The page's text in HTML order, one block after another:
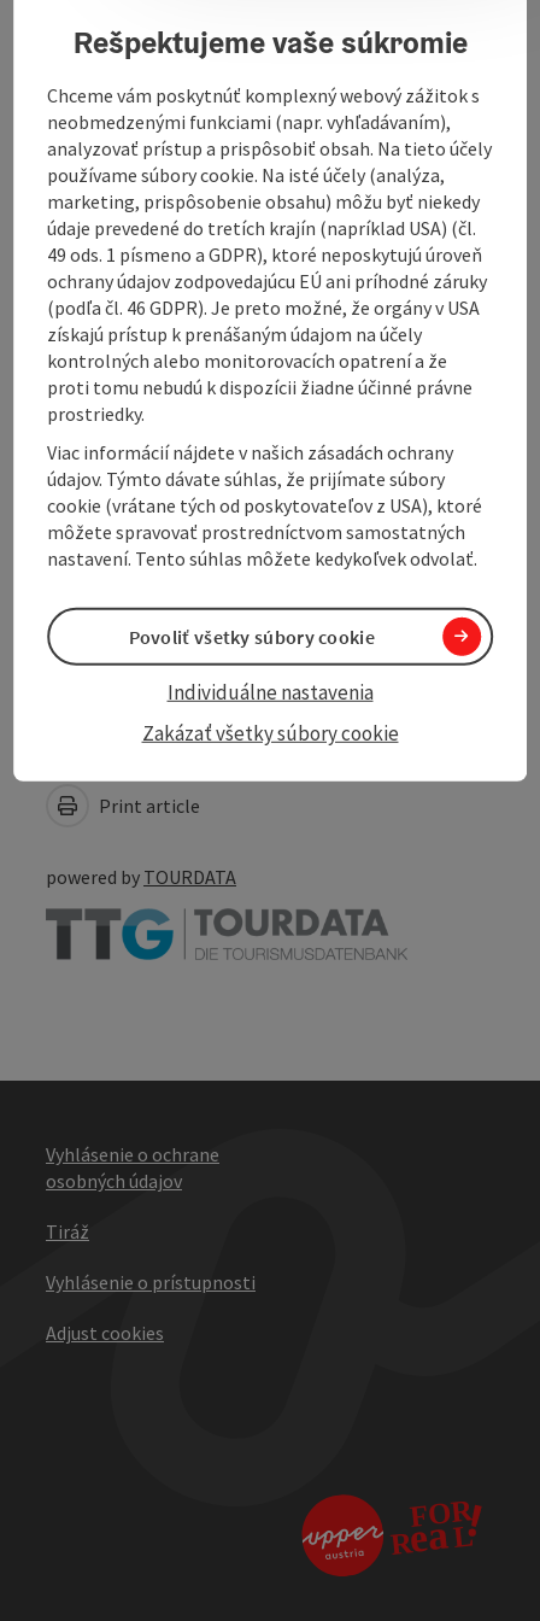
because it's just easier with each other! We are a self-
funding. Our KARITATIVER FLOHMARKT supports the
association's work: open Saturdays from 10 a.m. to 4
p.m.
Contact
Opening hours
Arrival
Suitability
Accessibility
Create PDF
Print article
Nearby
powered by TOURDATA
Vyhlásenie o ochrane
osobných údajov
Tiráž
Vyhlásenie o prístupnosti
Adjust cookies
Rešpektujeme vaše súkromie
Chceme vám poskytnúť komplexný webový zážitok s
neobmedzenými funkciami (napr. vyhľadávaním),
analyzovať prístup a prispôsobiť obsah. Na tieto účely
používame súbory cookie. Na isté účely (analýza,
marketing, prispôsobenie obsahu) môžu byť niekedy
údaje prevedené do tretích krajín (napríklad USA) (čl.
49 ods. 1 písmeno a GDPR), ktoré neposkytujú úroveň
ochrany údajov zodpovedajúcu EÚ ani príhodné záruky
(podľa čl. 46 GDPR). Je preto možné, že orgány v USA
získajú prístup k prenášaným údajom na účely
kontrolných alebo monitorovacích opatrení a že
proti tomu nebudú k dispozícii žiadne účinné právne
prostriedky.
Viac informácií nájdete v našich zásadách ochrany
údajov. Týmto dávate súhlas, že prijímate súbory
cookie (vrátane tých od poskytovateľov z USA), ktoré
môžete spravovať prostredníctvom samostatných
nastavení. Tento súhlas môžete kedykoľvek odvolať.
Zakázať všetky súbory cookie
Individuálne nastavenia
Povoliť všetky súbory cookie